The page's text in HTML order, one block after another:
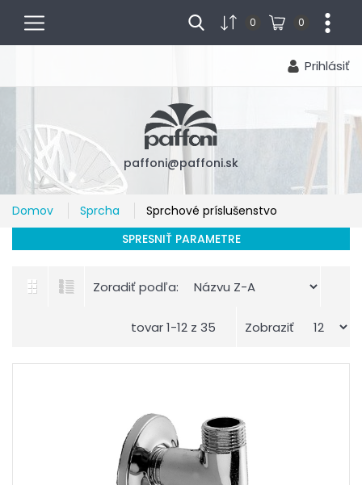
Prihlásiť
paffoni@paffoni.sk
menu 0 0
Domov Sprcha
Sprchové príslušenstvo
SPRESNIŤ PARAMETRE
Zoradiť podľa:
tovar 1-12 z 35 Zobraziť